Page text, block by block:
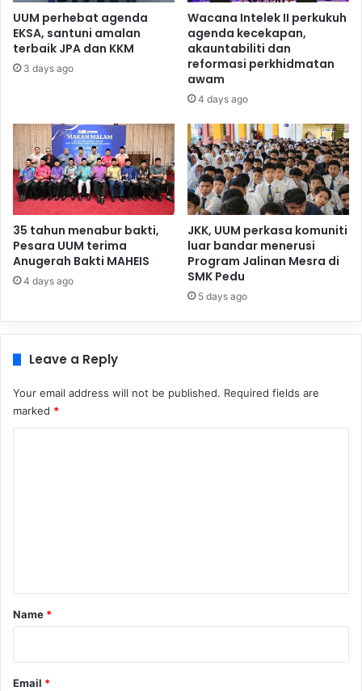
UUM perhebat agenda
EKSA, santuni amalan
terbaik JPA dan KKM
3 days ago
Wacana Intelek II perkukuh
agenda kecekapan,
akauntabiliti dan
reformasi perkhidmatan
awam
4 days ago
35 tahun menabur bakti,
Pesara UUM terima
Anugerah Bakti MAHEIS
4 days ago
JKK, UUM perkasa komuniti
luar bandar menerusi
Program Jalinan Mesra di
SMK Pedu
5 days ago
Leave a Reply
Your email address will not be published. Required fields are
marked *
*
Name *
Email *